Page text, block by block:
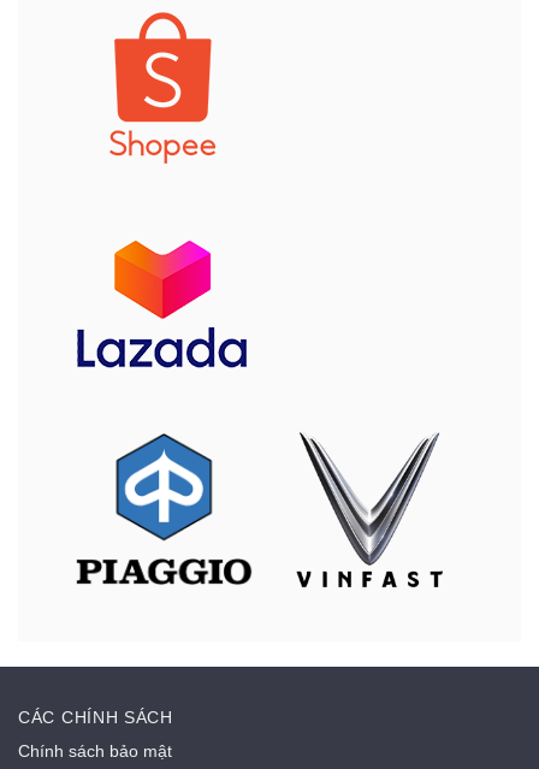
CÁC CHÍNH SÁCH
Chính sách bảo mật